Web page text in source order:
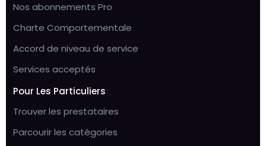
Nos abonnements Pro
Charte Comportementale
Accord de niveau de service
Services acceptés
Pour Les Particuliers
Trouver les prestataires
Parcourir les catégories